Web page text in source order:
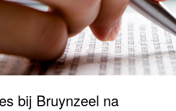
bij Bruynzeel na